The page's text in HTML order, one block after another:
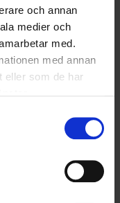
och annan
medier och
med.
med annan
eller som de har